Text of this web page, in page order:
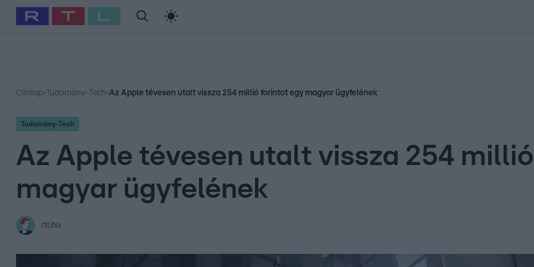
Babits Marcella Szellő István Most Wanted
Címlap› Tudomány-Tech›Az Apple tévesen utalt vissza 254 millió forintot egy magyar ügyfelének
Tudomány-Tech
Az Apple tévesen utalt vissza 254
magyar ügyfelének
rtl.hu